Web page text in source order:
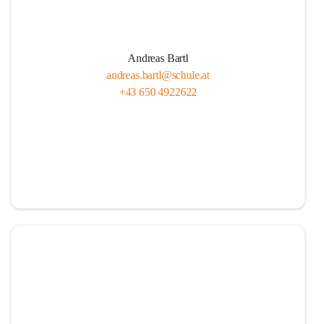
Andreas Bartl
andreas.bartl@schule.at
+43 650 4922622